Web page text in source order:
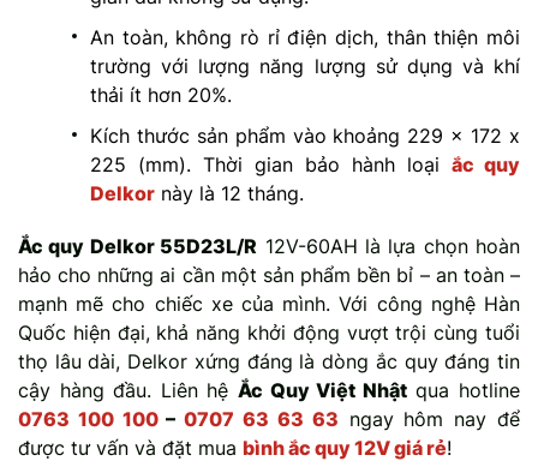
An toàn, không rò rỉ điện dịch, thân thiện môi
trường với lượng năng lượng sử dụng và khí
thải ít hơn 20%.
Kích thước sản phẩm vào khoảng 229 x 172 x
225 (mm). Thời gian bảo hành loại ắc quy
Delkor này là 12 tháng.
Ắc quy Delkor 55D23L/R 12V-60AH là lựa chọn hoàn
hảo cho những ai cần một sản phẩm bền bỉ – an toàn –
mạnh mẽ cho chiếc xe của mình. Với công nghệ Hàn
Quốc hiện đại, khả năng khởi động vượt trội cùng tuổi
thọ lâu dài, Delkor xứng đáng là dòng ắc quy đáng tin
cậy hàng đầu. Liên hệ Ắc Quy Việt Nhậtqua hotline
0763 100 100–0707 63 63 63 ngay hôm nay để
được tư vấn và đặt mua bình ắc quy 12V giá rẻ!